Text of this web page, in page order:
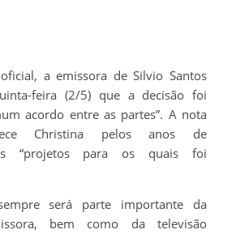
a emissora de Silvio Santos
feira (2/5) que a decisão foi
acordo entre as partes”. A nota
Christina pelos anos de
“projetos para os quais foi
será parte importante da
bem como da televisão